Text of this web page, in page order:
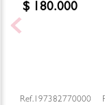
$ 180.000
197382770000